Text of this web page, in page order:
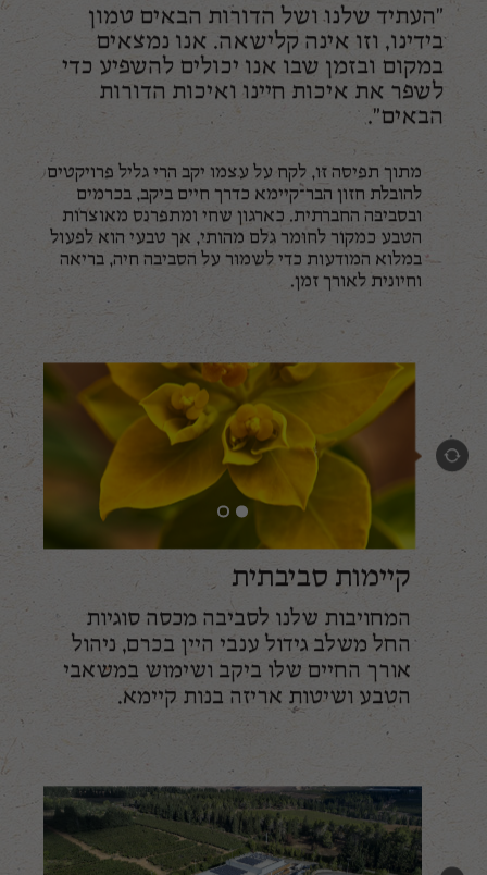
"העתיד שלנו ושל הדורות הבאים טמון
בידינו, וזו אינה קלישאה. אנו נמצאים
במקום ובזמן שבו אנו יכולים להשפיע כדי
לשפר את איכות חיינו ואיכות הדורות
הבאים".
מתוך תפיסה זו, לקח על עצמו יקב הרי גליל פרויקטים
להובלת חזון הבר־קיימא כדרך חיים ביקב, בכרמים
ובסביבה החברתית. כארגון שחי ומתפרנס מאוצרות
הטבע כמקור לחומר גלם מהותי, אך טבעי הוא לפעול
במלוא המודעות כדי לשמור על הסביבה חיה, בריאה
וחיונית לאורך זמן.
קיימות סביבתית
המחויבות שלנו לסביבה מכסה סוגיות
החל משלב גידול ענבי היין בכרם, ניהול
אורך החיים שלו ביקב ושימוש במשאבי
הטבע ושיטות אריזה בנות קיימא.